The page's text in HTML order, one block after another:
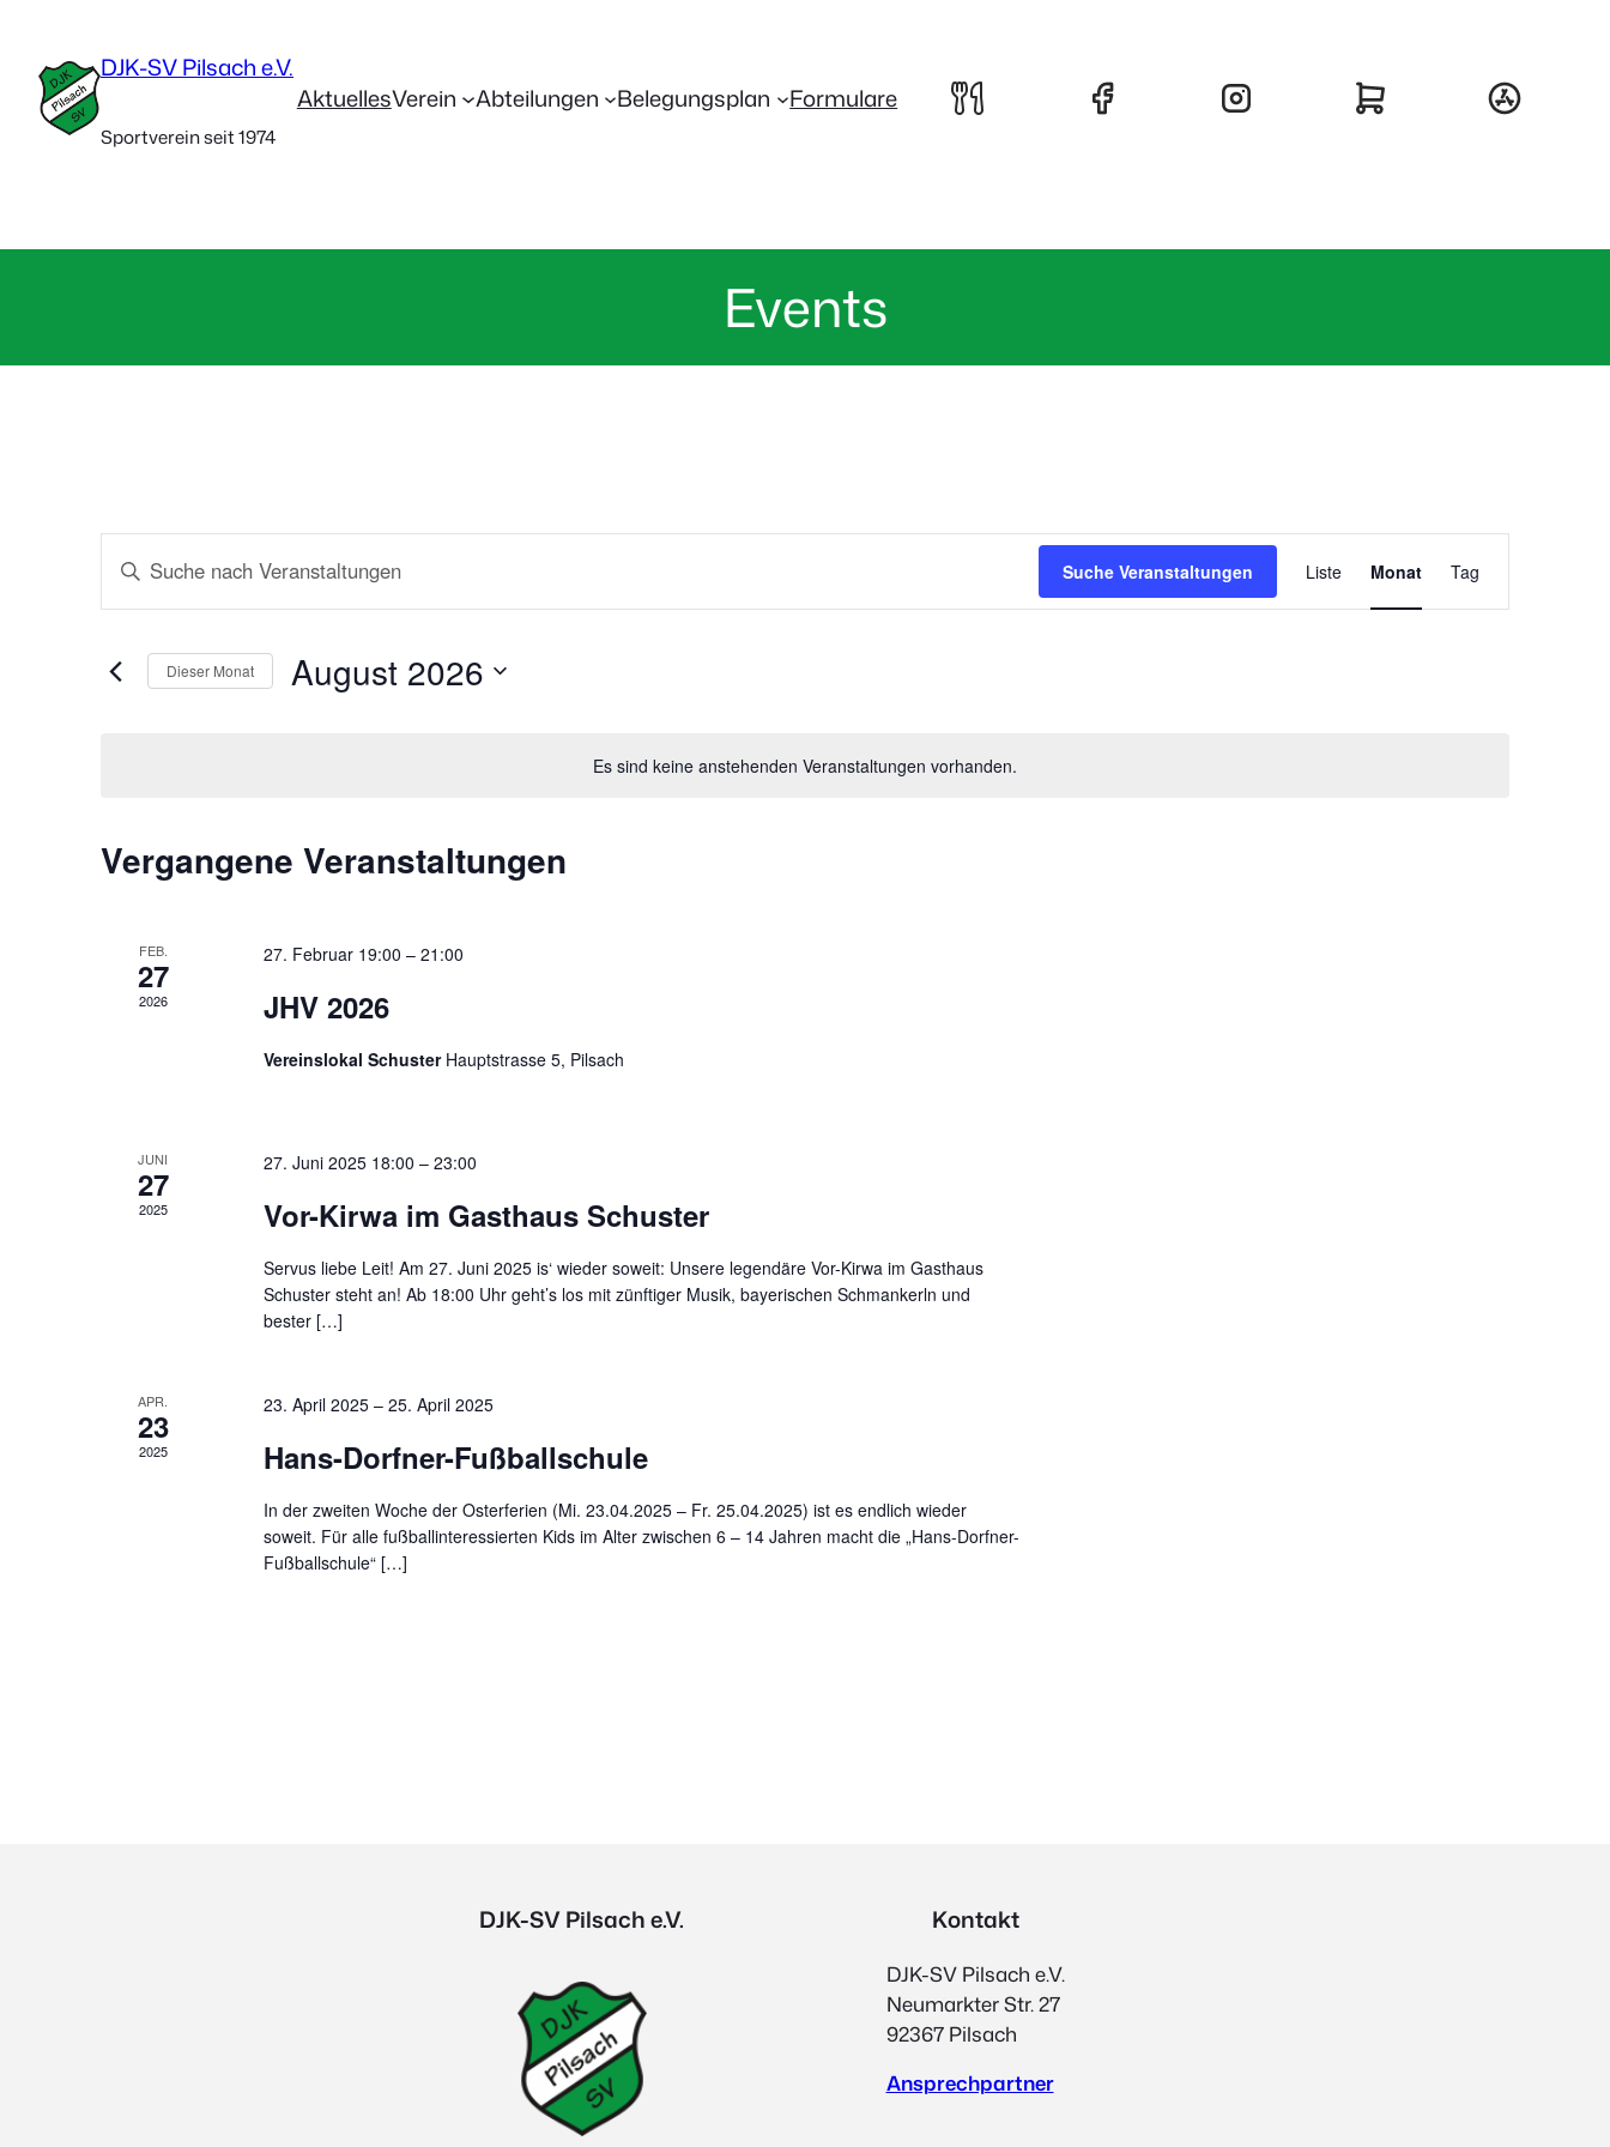
DJK-SV Pilsach e.V.
Sportverein seit 1974
AktuellesVerein Abteilungen Belegungsplan Formulare
Events
Es sind keine anstehenden Veranstaltungen vorhanden.
Veranstaltungen
Suche
und
Bitte
Suche
nach
Suche Veranstaltungen
Veranstaltung
Ansichten-
Liste Monat Tag
Dieser Monat August 2026
Kalender
von
Veranstaltungen
Vergangene Veranstaltungen
FEB.
27
2026
27. Februar 19:00 – 21:00
JHV 2026
Vereinslokal Schuster Hauptstrasse 5, Pilsach
JUNI
27
2025
27. Juni 2025 18:00 – 23:00
Vor-Kirwa im Gasthaus Schuster
Servus liebe Leit! Am 27. Juni 2025 is‘ wieder soweit: Unsere legendäre Vor-Kirwa im Gasthaus
Schuster steht an! Ab 18:00 Uhr geht’s los mit zünftiger Musik, bayerischen Schmankerln und
bester […]
APR.
23
2025
23. April 2025– 25. April 2025
Hans-Dorfner-Fußballschule
In der zweiten Woche der Osterferien (Mi. 23.04.2025 – Fr. 25.04.2025) ist es endlich wieder
soweit. Für alle fußballinteressierten Kids im Alter zwischen 6 – 14 Jahren macht die „Hans-Dorfner-
Fußballschule“ […]
DJK-SV Pilsach e.V. Kontakt
DJK-SV Pilsach e.V.
Neumarkter Str. 27
92367 Pilsach
Ansprechpartner